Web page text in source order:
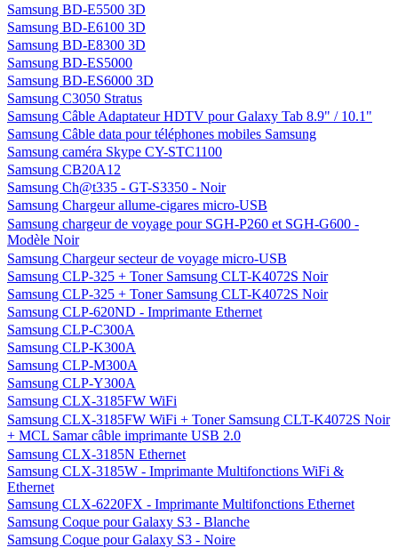
Samsung BD-E5500 3D
Samsung BD-E6100 3D
Samsung BD-E8300 3D
Samsung BD-ES5000
Samsung BD-ES6000 3D
Samsung C3050 Stratus
Samsung Câble Adaptateur HDTV pour Galaxy Tab 8.9" / 10.1"
Samsung Câble data pour téléphones mobiles Samsung
Samsung caméra Skype CY-STC1100
Samsung CB20A12
Samsung Ch@t335 - GT-S3350 - Noir
Samsung Chargeur allume-cigares micro-USB
Samsung chargeur de voyage pour SGH-P260 et SGH-G600 -
Modèle Noir
Samsung Chargeur secteur de voyage micro-USB
Samsung CLP-325 + Toner Samsung CLT-K4072S Noir
Samsung CLP-325 + Toner Samsung CLT-K4072S Noir
Samsung CLP-620ND - Imprimante Ethernet
Samsung CLP-C300A
Samsung CLP-K300A
Samsung CLP-M300A
Samsung CLP-Y300A
Samsung CLX-3185FW WiFi
Samsung CLX-3185FW WiFi + Toner Samsung CLT-K4072S Noir
+ MCL Samar câble imprimante USB 2.0
Samsung CLX-3185N Ethernet
Samsung CLX-3185W - Imprimante Multifonctions WiFi &
Ethernet
Samsung CLX-6220FX - Imprimante Multifonctions Ethernet
Samsung Coque pour Galaxy S3 - Blanche
Samsung Coque pour Galaxy S3 - Noire